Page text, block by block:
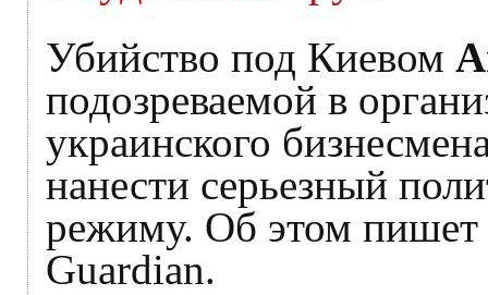
Убийство под Киевом
подозреваемой в
украинского
нанести серьезный
режиму. Об этом пишет
Guardian.